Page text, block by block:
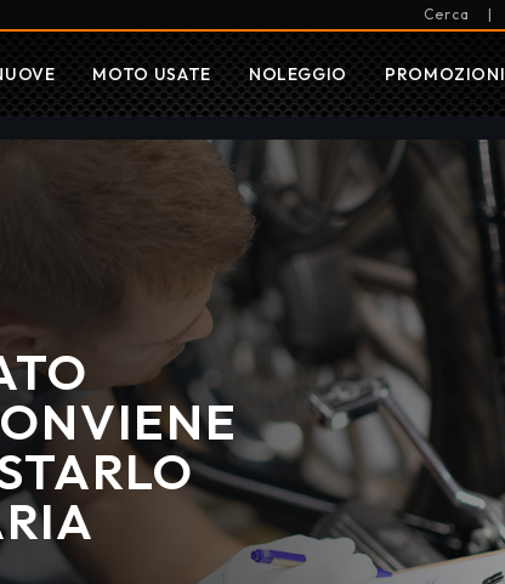
Cerca |
MOTO USATE NOLEGGIO PROMOZIONI